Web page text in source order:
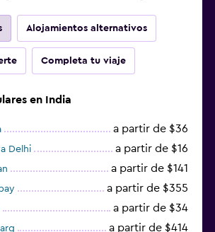
Alojamientos alternativos
Completa tu viaje
en India
a partir de $36
Delhi a partir de $16
a partir de $141
a partir de $355
a partir de $34
a partir de $414